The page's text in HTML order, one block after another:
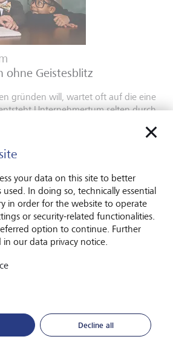
ohne Geistesblitz
gründen will, wartet oft auf die eine
Unternehmertum selten durch
Outlook
Ereignishorizont
sich im Übergang zu einer
Finden Sie es heraus - in
your data on this site to better
In doing so, technically essential
in order for the website to operate
or security-related functionalities.
option to continue. Further
our data privacy notice.
Decline all